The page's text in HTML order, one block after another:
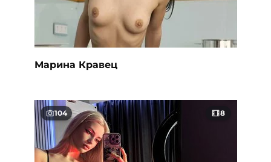
Марина Кравец
104 8